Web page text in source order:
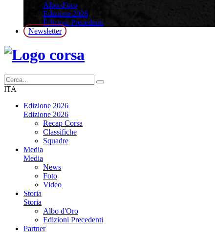
Albo d’oro
Edizione 2026
Edizioni Precedenti
Newsletter
ITA
Edizione 2026
Edizione 2026
Recap Corsa
Classifiche
Squadre
Media
Media
News
Foto
Video
Storia
Storia
Albo d'Oro
Edizioni Precedenti
Partner